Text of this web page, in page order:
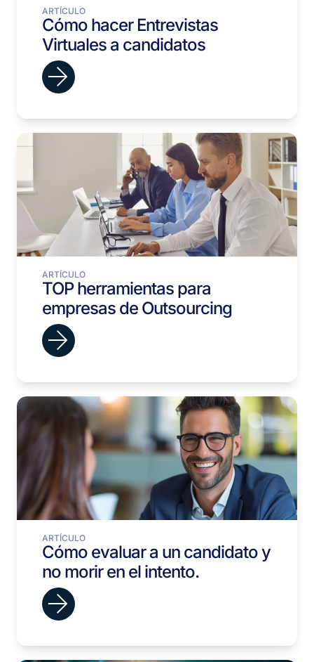
ARTÍCULO
Cómo hacer Entrevistas
Virtuales a candidatos
ARTÍCULO
TOP herramientas para
empresas de Outsourcing
ARTÍCULO
Cómo evaluar a un candidato y
no morir en el intento.